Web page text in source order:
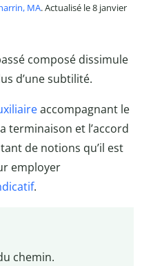
MA. Actualisé le 8 janvier
composé dissimule
d’une subtilité.
accompagnant le
terminaison et l’accord
de notions qu’il est
employer
.
chemin.